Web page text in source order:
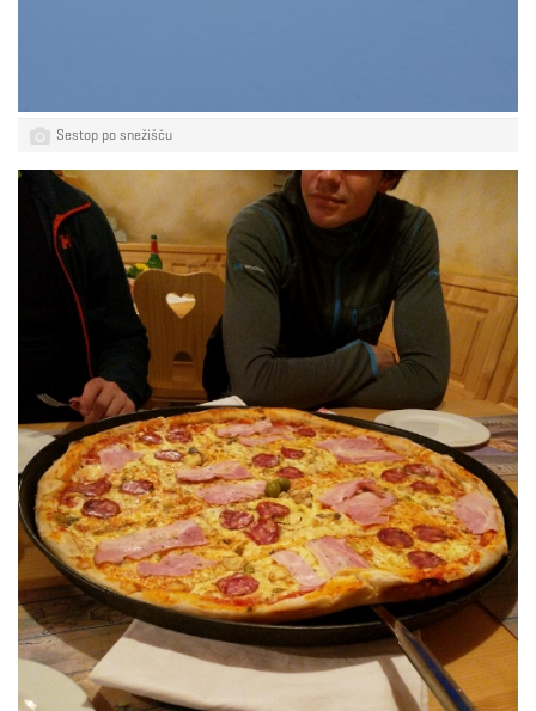
Sestop po snežišču